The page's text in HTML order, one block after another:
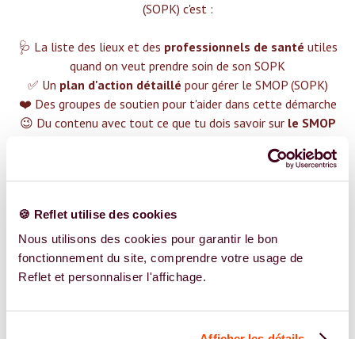
🍪 Reflet utilise des cookies
Nous utilisons des cookies pour garantir le bon
fonctionnement du site, comprendre votre usage de
Reflet et personnaliser l'affichage.
(SOPK) c'est :‍
🩺 La liste des lieux et des professionnels de santé utiles
quand on veut prendre soin de son SOPK
✅ Un plan d'action détaillé pour gérer le SMOP (SOPK)
❤️ Des groupes de soutien pour t'aider dans cette démarche
😉 Du contenu avec tout ce que tu dois savoir sur le SMOP
Plus de 400 femmes déjà accompagnées !